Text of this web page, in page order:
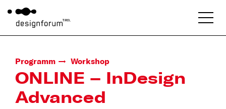
Programm Workshop
ONLINE – InDesign
Advanced